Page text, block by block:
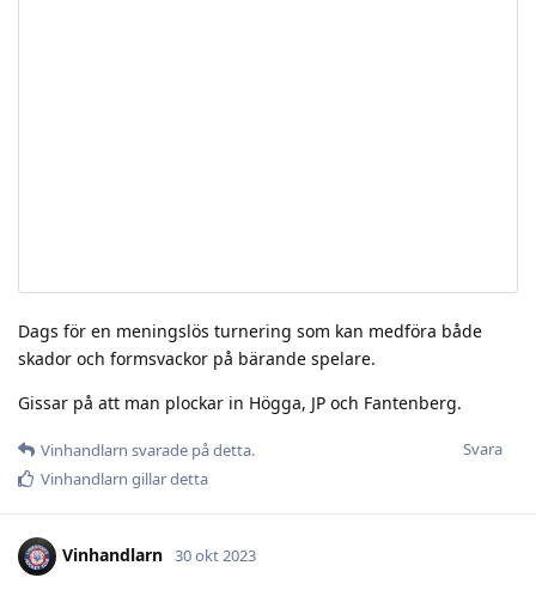
Dags för en meningslös turnering som kan medföra både
skador och formsvackor på bärande spelare.
Gissar på att man plockar in Högga, JP och Fantenberg.
Svara
Vinhandlarn svarade på detta.
Vinhandlarn gillar detta
Vinhandlarn 30 okt 2023